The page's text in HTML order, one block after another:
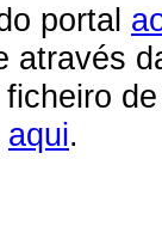
portal
através
aqui.